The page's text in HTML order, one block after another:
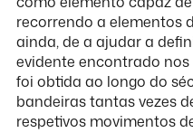
recorrendo a elementos
ainda, de a ajudar a
evidente encontrado
foi obtida ao longo do
bandeiras tantas vezes
respetivos movimentos